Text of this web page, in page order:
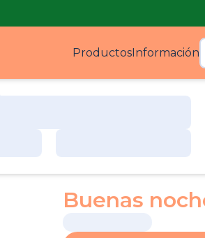
ProductosInformación
Buenas